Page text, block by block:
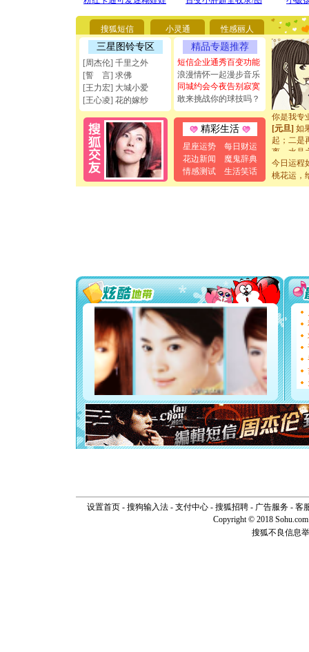
搜狐短信 小灵通 性感丽人
三星图铃专区
[周杰伦] 千里之外
[誓 言] 求佛
[王力宏] 大城小爱
[王心凌] 花的嫁纱
精品专题推荐
短信企业通秀百变功能
浪漫情怀一起漫步音乐
同城约会今夜告别寂寞
敢来挑战你的球技吗？
精彩生活
星座运势
每日财运
花边新闻
魔鬼辞典
情感测试
生活笑话
你太多
要平安！
[圣诞节]
能正大光
天都要快
[圣诞节]
如意,快
[元旦]看
断电。爱
你是我专
[元旦] 如
起；二是
离。水晶
[元旦]当
泣，这痛
卖了。水
你太多，
要平安！
[圣诞节]
能正大
天都要快
[圣诞节]
如意,快
[元旦]
看
断电。
你是我
[元旦]
起；二是
离。水晶
[元旦]当
泣，这痛
[春节]传
片叶子是
送你一棵
今日运程
桃花运，
设置首页- 搜狗输入法- 支付中心- 搜狐招聘- 广告服务- 客
Copyright © 2018
搜狐不良信息